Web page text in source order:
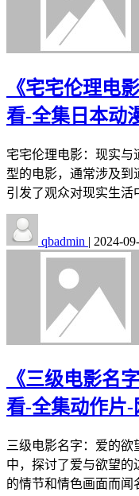
《宅宅伦理电
看-全集日本动
宅宅伦理电影：现实与
型的电影，通常涉及到
引发了观众对现实生活
qbadmin | 2024-
《三级电影名
看-全集动作片-
三级电影名字：爱的
中，探讨了爱与欲望的
的情节和情色画面而闻